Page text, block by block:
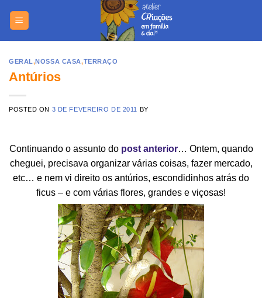
GERAL,NOSSA CASA,TERRAÇO
Antúrios
POSTED ON 3 DE FEVEREIRO DE 2011 BY
Continuando o assunto do post anterior… Ontem, quando
cheguei, precisava organizar várias coisas, fazer mercado,
etc… e nem vi direito os antúrios, escondidinhos atrás do
ficus – e com várias flores, grandes e viçosas!